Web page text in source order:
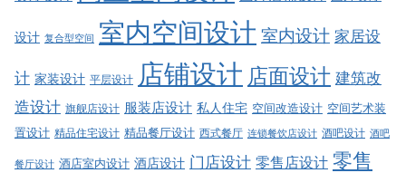
设计 复合型空间 室内空间设计 室内设计 家居设
计 家装设计 平层设计 店铺设计 店面设计 建筑改
造设计 旗舰店设计 服装店设计 私人住宅 空间改造设计 空间艺术装
置设计 精品住宅设计 精品餐厅设计 西式餐厅 连锁餐饮店设计 酒吧设计 酒吧
餐厅设计 酒店室内设计 酒店设计 门店设计 零售店设计 零售